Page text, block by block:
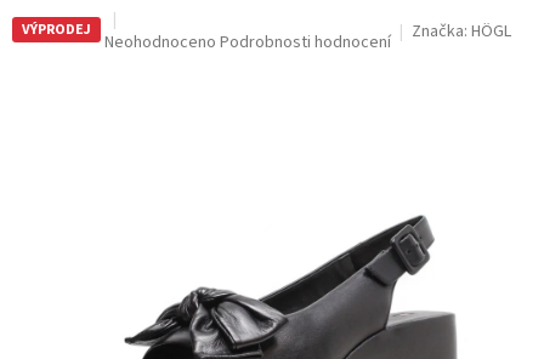
VÝPRODEJ
Průměrné
Neohodnoceno Podrobnosti hodnocení Značka: HÖGL